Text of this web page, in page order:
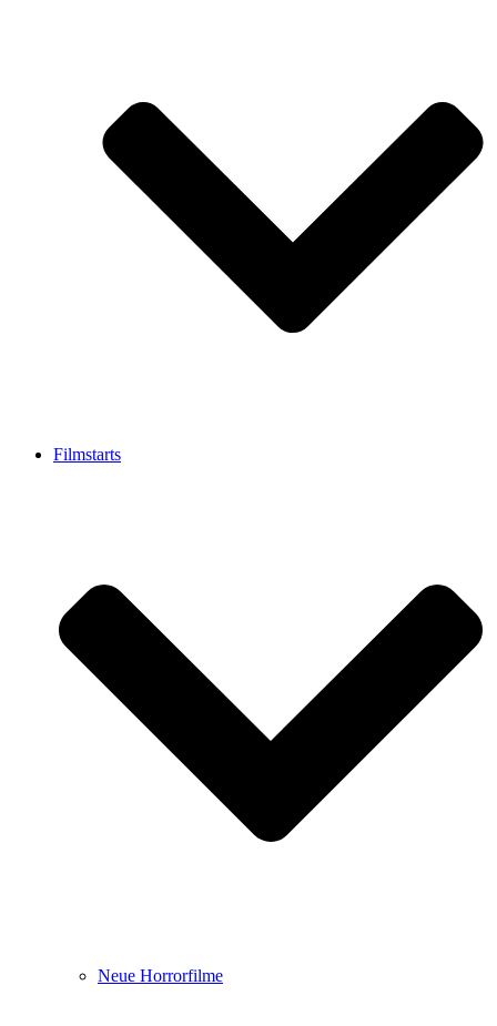
Filmstarts
Neue Horrorfilme